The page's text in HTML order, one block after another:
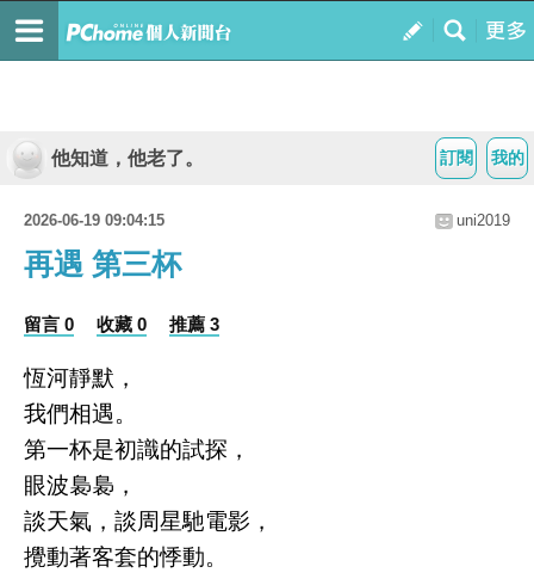
我的
訂閱
他知道，他老了。
2026-06-19 09:04:15 uni2019
再遇 第三杯
留言 0 收藏 0 推薦 3
恆河靜默，
我們相遇。
第一杯是初識的試探，
眼波裊裊，
談天氣，談周星馳電影，
攪動著客套的悸動。